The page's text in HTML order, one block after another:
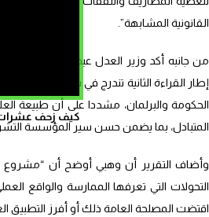
كيف زحف عشرات
القانونية المشابهة”.
من جانبه أكد وزير العدل عبد اللطيف
إطار القراءة الثانية تندرج في سياق
الحكومة والبرلمان، مشددا على أن طبيعة
المتبادل، بما يضمن حسن سير المؤسسة
وأضاف التقرير أن وهبي أوضح أن “مشروع
التحولات التي تعرفها الممارسة والواقع
اقتضت المصلحة العامة ذلك أو أفرز التطبيق